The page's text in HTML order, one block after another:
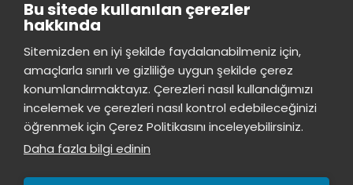
Bu sitede kullanılan çerezler
hakkında
Sitemizden en iyi şekilde faydalanabilmeniz için,
amaçlarla sınırlı ve gizliliğe uygun şekilde çerez
konumlandırmaktayız. Çerezleri nasıl kullandığımızı
incelemek ve çerezleri nasıl kontrol edebileceğinizi
öğrenmek için Çerez Politikasını inceleyebilirsiniz.
Daha fazla bilgi edinin
Duyurular
Lisansüstü
İSTİNYE
Basın
Kiti
İhaleler İstinye Post Kampüslerimiz
çevrimiçi
İstinye Üniversitesi
Merhaba! Size nasıl yardımcı
olabilirim?